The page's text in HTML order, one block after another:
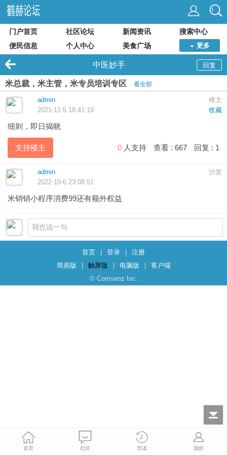
门户首页 社区论坛 新闻资讯
搜索中心
便民信息
个人中心 美食广场 更多
回复
中医妙手
米总裁，米主管，米专员培训专区 看全部
楼主
admin
收藏
2021-11-5 18:41:19
细则，即日揭晓
支持楼主 0 人支持 查看 : 667 回复 : 1
沙发
admin
2022-10-6 23:08:51
米销销小程序消费99还有额外权益
首页 登录
注册
简易版
触屏版 电脑版
客户端
© Comsenz Inc.
首页 社区 导读 我的